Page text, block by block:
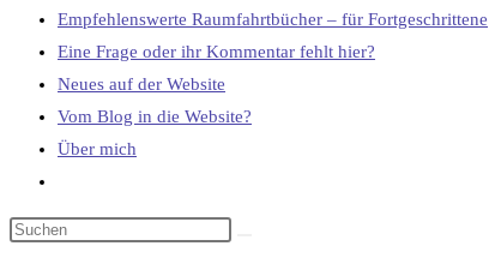
Empfehlenswerte Raumfahrtbücher – für Fortgeschrittene
Eine Frage oder ihr Kommentar fehlt hier?
Neues auf der Website
Vom Blog in die Website?
Über mich
umschalten